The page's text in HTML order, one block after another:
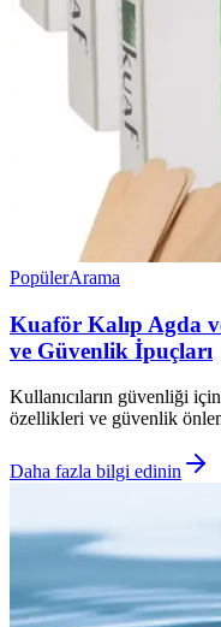
PopülerArama
Kuaför Kalıp Agda
ve Güvenlik İpuçları
Kullanıcıların güvenliği
özellikleri ve güvenlik
Daha fazla bilgi edinin